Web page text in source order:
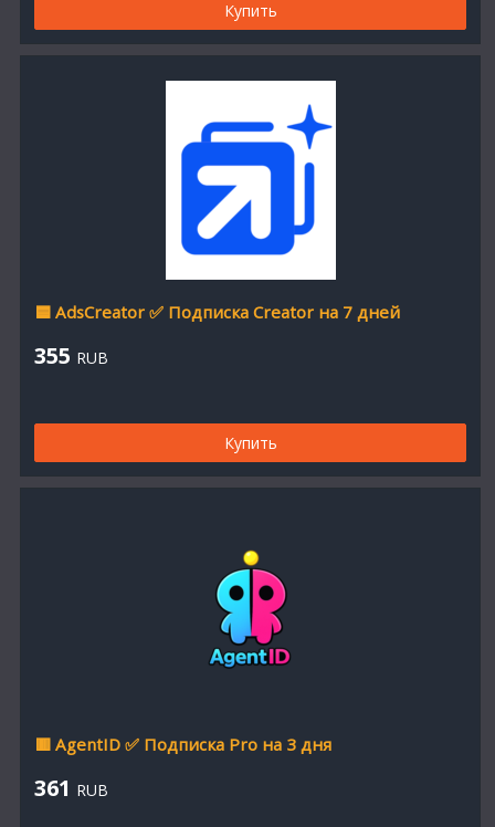
Купить
🟦 AdsCreator ✅ Подписка Creator на 7 дней
355 RUB
Купить
🟥 AgentID ✅ Подписка Pro на 3 дня
361 RUB